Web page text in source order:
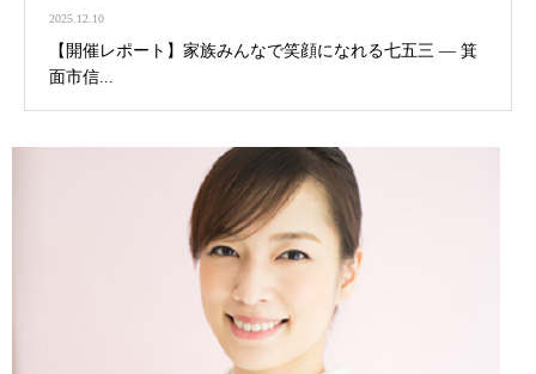
2025.12.10
【開催レポート】家族みんなで笑顔になれる七五三 ― 箕
面市信...